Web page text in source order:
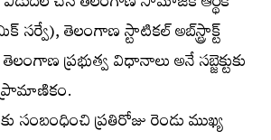
సర్వే), తెలంగాణ స్టాటికల్‌ అబ్‌స్ట్రాక్ట్‌
ప్రభుత్వ విధానాలు అనే సబ్జెక్టుకు
ప్రామాణికం.
సంబంధించి ప్రతిరోజు రెండు ముఖ్య